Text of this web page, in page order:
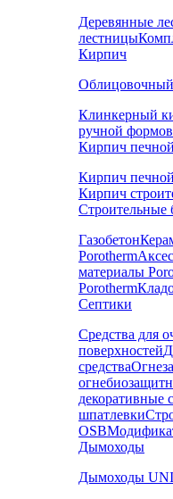
Деревянные
лестницы
Кирпич
Клинкерный
ручной
Кирпич печной
Кирпич
Кирпич
Строительные
Газобетон
Porotherm
материалы
Porotherm
Септики
Средства для
поверхностей
средства
декоративные
шпатлевки
OSB
Дымоходы
Дымоходы UNI